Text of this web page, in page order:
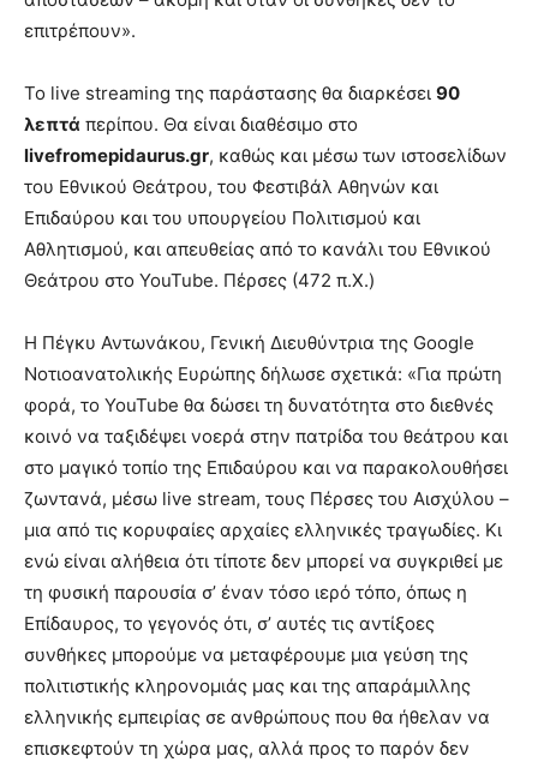
επιτρέπουν».
Το live streaming της παράστασης θα διαρκέσει 90
λεπτά περίπου. Θα είναι διαθέσιμο στο
livefromepidaurus.gr, καθώς και μέσω των ιστοσελίδων
του Εθνικού Θεάτρου, του Φεστιβάλ Αθηνών και
Επιδαύρου και του υπουργείου Πολιτισμού και
Αθλητισμού, και απευθείας από το κανάλι του Εθνικού
Θεάτρου στο YouTube. Πέρσες (472 π.Χ.)
Η Πέγκυ Αντωνάκου, Γενική Διευθύντρια της Google
Νοτιοανατολικής Ευρώπης δήλωσε σχετικά: «Για πρώτη
φορά, το YouTube θα δώσει τη δυνατότητα στο διεθνές
κοινό να ταξιδέψει νοερά στην πατρίδα του θεάτρου και
στο μαγικό τοπίο της Επιδαύρου και να παρακολουθήσει
ζωντανά, μέσω live stream, τους Πέρσες του Αισχύλου –
μια από τις κορυφαίες αρχαίες ελληνικές τραγωδίες. Κι
ενώ είναι αλήθεια ότι τίποτε δεν μπορεί να συγκριθεί με
τη φυσική παρουσία σ’ έναν τόσο ιερό τόπο, όπως η
Επίδαυρος, το γεγονός ότι, σ’ αυτές τις αντίξοες
συνθήκες μπορούμε να μεταφέρουμε μια γεύση της
πολιτιστικής κληρονομιάς μας και της απαράμιλλης
ελληνικής εμπειρίας σε ανθρώπους που θα ήθελαν να
επισκεφτούν τη χώρα μας, αλλά προς το παρόν δεν